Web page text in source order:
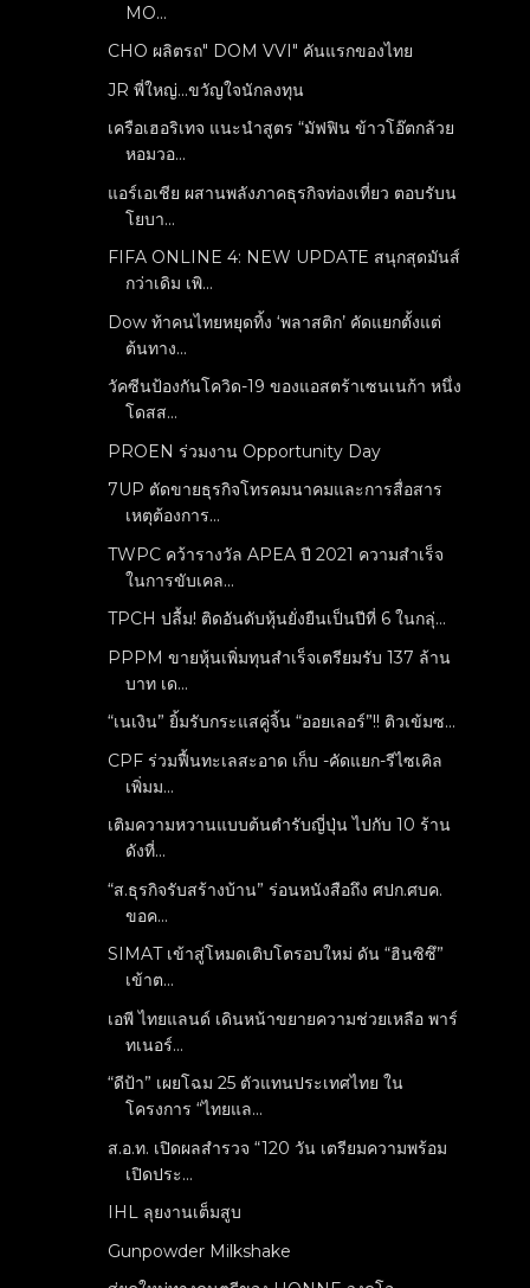
MO...
CHO ผลิตรถ" DOM VVI" คันแรกของไทย
JR พี่ใหญ่...ขวัญใจนักลงทุน
เครือเฮอริเทจ แนะนำสูตร “มัฟฟิน ข้าวโอ๊ตกล้วย
หอมวอ...
แอร์เอเชีย ผสานพลังภาคธุรกิจท่องเที่ยว ตอบรับน
โยบา...
FIFA ONLINE 4: NEW UPDATE สนุกสุดมันส์
กว่าเดิม เพิ...
Dow ท้าคนไทยหยุดทิ้ง ‘พลาสติก’ คัดแยกตั้งแต่
ต้นทาง...
วัคซีนป้องกันโควิด-19 ของแอสตร้าเซนเนก้า หนึ่ง
โดสส...
PROEN ร่วมงาน Opportunity Day
7UP ตัดขายธุรกิจโทรคมนาคมและการสื่อสาร
เหตุต้องการ...
TWPC คว้ารางวัล APEA ปี 2021 ความสำเร็จ
ในการขับเคล...
TPCH ปลื้ม! ติดอันดับหุ้นยั่งยืนเป็นปีที่ 6 ในกลุ่...
PPPM ขายหุ้นเพิ่มทุนสำเร็จเตรียมรับ 137 ล้าน
บาท เด...
“เนเงิน” ยิ้มรับกระแสคู่จิ้น “ออยเลอร์”!! ติวเข้มซ...
CPF ร่วมฟื้นทะเลสะอาด เก็บ -คัดแยก-รีไซเคิล
เพิ่มม...
เติมความหวานแบบต้นตำรับญี่ปุ่น ไปกับ 10 ร้าน
ดังที่...
“ส.ธุรกิจรับสร้างบ้าน” ร่อนหนังสือถึง ศปก.ศบค.
ขอค...
SIMAT เข้าสู่โหมดเติบโตรอบใหม่ ดัน “ฮินซิซึ”
เข้าต...
เอพี ไทยแลนด์ เดินหน้าขยายความช่วยเหลือ พาร์
ทเนอร์...
“ดีป้า” เผยโฉม 25 ตัวแทนประเทศไทย ใน
โครงการ “ไทยแล...
ส.อ.ท. เปิดผลสำรวจ “120 วัน เตรียมความพร้อม
เปิดประ...
IHL ลุยงานเต็มสูบ
Gunpowder Milkshake